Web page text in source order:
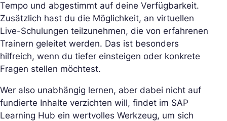
Tempo und abgestimmt auf deine Verfügbarkeit.
Zusätzlich hast du die Möglichkeit, an virtuellen
Live-Schulungen teilzunehmen, die von erfahrenen
Trainern geleitet werden. Das ist besonders
hilfreich, wenn du tiefer einsteigen oder konkrete
Fragen stellen möchtest.
Wer also unabhängig lernen, aber dabei nicht auf
fundierte Inhalte verzichten will, findet im SAP
Learning Hub ein wertvolles Werkzeug, um sich